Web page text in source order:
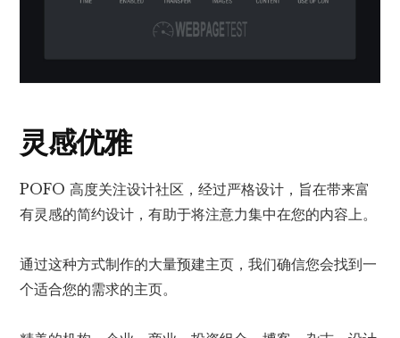
灵感优雅
POFO 高度关注设计社区，经过严格设计，旨在带来富
有灵感的简约设计，有助于将注意力集中在您的内容上。
通过这种方式制作的大量预建主页，我们确信您会找到一
个适合您的需求的主页。